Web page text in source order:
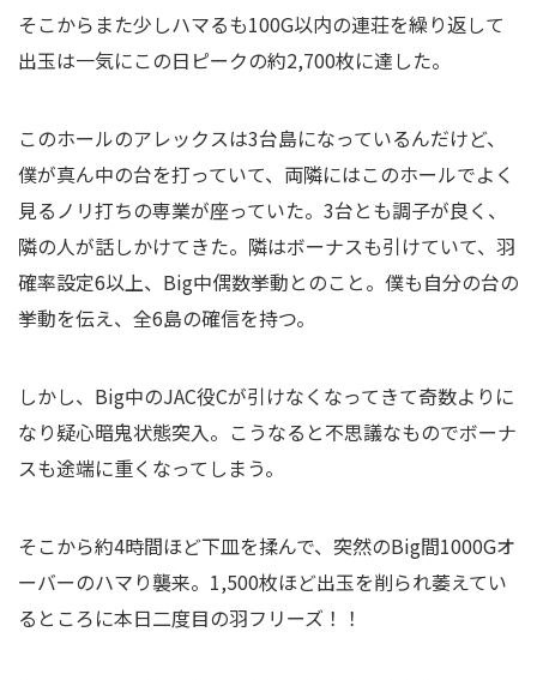
そこからまた少しハマるも100G以内の連荘を繰り返して
出玉は一気にこの日ピークの約2,700枚に達した。
このホールのアレックスは3台島になっているんだけど、
僕が真ん中の台を打っていて、両隣にはこのホールでよく
見るノリ打ちの専業が座っていた。3台とも調子が良く、
隣の人が話しかけてきた。隣はボーナスも引けていて、羽
確率設定6以上、Big中偶数挙動とのこと。僕も自分の台の
挙動を伝え、全6島の確信を持つ。
しかし、Big中のJAC役Cが引けなくなってきて奇数よりに
なり疑心暗鬼状態突入。こうなると不思議なものでボーナ
スも途端に重くなってしまう。
そこから約4時間ほど下皿を揉んで、突然のBig間1000Gオ
ーバーのハマり襲来。1,500枚ほど出玉を削られ萎えてい
るところに本日二度目の羽フリーズ！！